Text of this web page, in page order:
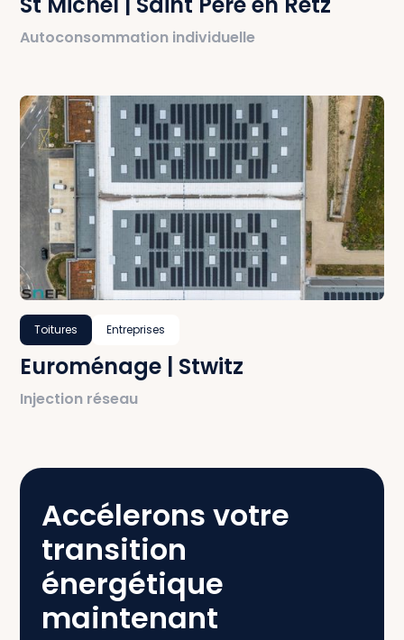
Autoconsommation individuelle
Toitures Entreprises
Euroménage | Stwitz
Injection réseau
Accélerons votre
transition
énergétique
maintenant